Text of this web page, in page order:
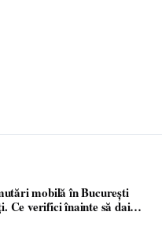
mobilă în București
Ce verifici înainte să dai